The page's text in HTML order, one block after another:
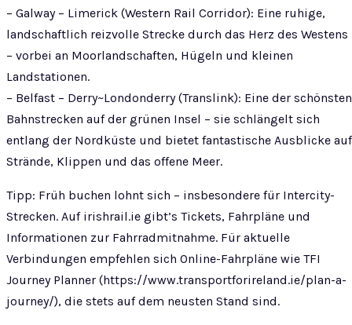
– Galway – Limerick (Western Rail Corridor): Eine ruhige,
landschaftlich reizvolle Strecke durch das Herz des Westens
– vorbei an Moorlandschaften, Hügeln und kleinen
Landstationen.
– Belfast – Derry~Londonderry (Translink): Eine der schönsten
Bahnstrecken auf der grünen Insel – sie schlängelt sich
entlang der Nordküste und bietet fantastische Ausblicke auf
Strände, Klippen und das offene Meer.
Tipp: Früh buchen lohnt sich – insbesondere für Intercity-
Strecken. Auf irishrail.ie gibt’s Tickets, Fahrpläne und
Informationen zur Fahrradmitnahme. Für aktuelle
Verbindungen empfehlen sich Online-Fahrpläne wie TFI
Journey Planner (https://www.transportforireland.ie/plan-a-
journey/), die stets auf dem neusten Stand sind.